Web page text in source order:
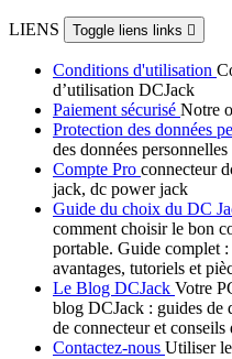
LIENS Toggle liens links 
Conditions d'utilisation
d’utilisation DCJack
Paiement sécurisé Notre
Protection des données
des données personnelles
Compte Pro connecteur
jack, dc power jack
Guide du choix du DC
comment choisir le bon
portable. Guide complet
avantages, tutoriels et
Le Blog DCJack Votre
blog DCJack : guides de
de connecteur et
Contactez-nous Utiliser